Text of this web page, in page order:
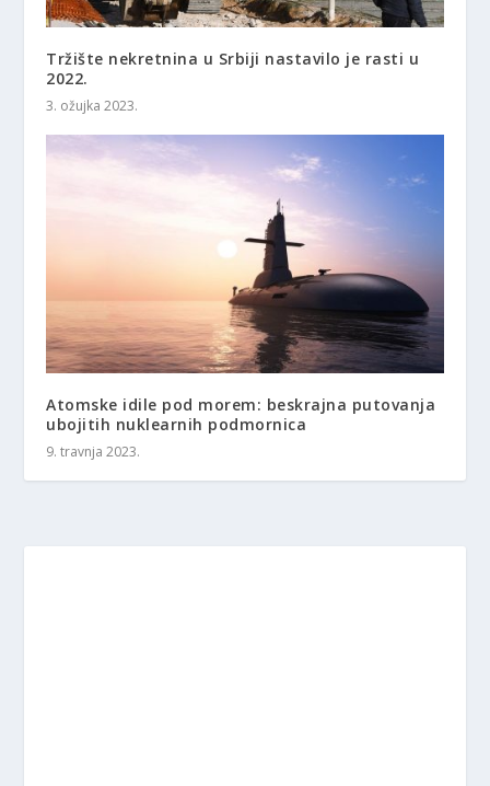
Tržište nekretnina u Srbiji nastavilo je rasti u
2022.
3. ožujka 2023.
Atomske idile pod morem: beskrajna putovanja
ubojitih nuklearnih podmornica
9. travnja 2023.